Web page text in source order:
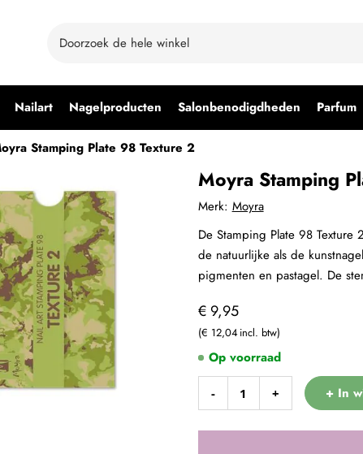
Nailart Nagelproducten Salonbenodigdheden Parfum
Stamping Plate 98 Texture 2
Moyra Stamping
€ 9,95
€ 12,04
- + + In
Merk: Moyra
Op voorraad
De Stamping Plate 98
de natuurlijke als de
pigmenten en pastagel. De